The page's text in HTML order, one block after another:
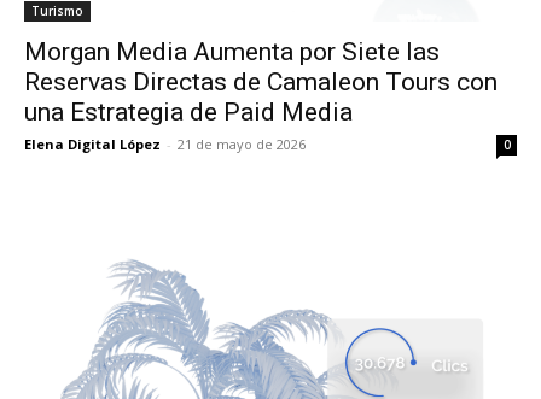
Turismo
Morgan Media Aumenta por Siete las
Reservas Directas de Camaleon Tours con
una Estrategia de Paid Media
Elena Digital López - 21 de mayo de 2026 0